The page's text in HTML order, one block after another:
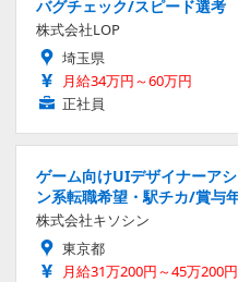
バグチェック/スピード選考
株式会社LOP
埼玉県
月給34万円～60万円
正社員
ゲーム向けUIデザイナーア
ン系転職希望・駅チカ/賞与
株式会社キソシン
東京都
月給31万200円～45万200円